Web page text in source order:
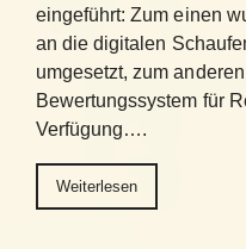
eingeführt: Zum einen
an die digitalen
umgesetzt, zum
Bewertungssystem für
Verfügung….
Weiterlesen